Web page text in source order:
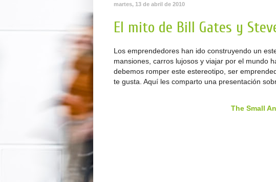
martes, 13 de abril de 2010
El mito de Bill Gates y
Los emprendedores han ido construyendo un
mansiones, carros lujosos y viajar por el mundo
debemos romper este estereotipo, ser
te gusta. Aquí les comparto una presentación
The Small